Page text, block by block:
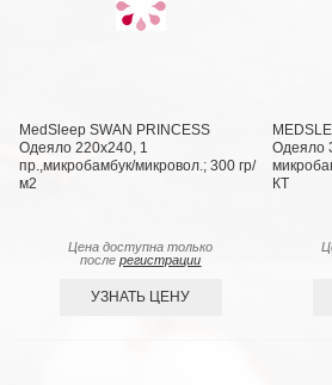
MedSleep SWAN PRINCESS
Одеяло 220х240, 1
пр.,микробамбук/микровол.; 300 гр/
м2
Цена доступна только
послерегистрации
УЗНАТЬ ЦЕНУ
Одеяло
КТ